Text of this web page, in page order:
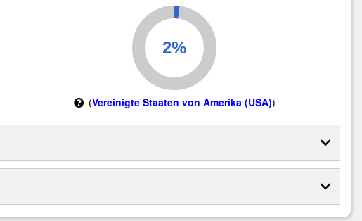
(Vereinigte Staaten von Amerika (USA))